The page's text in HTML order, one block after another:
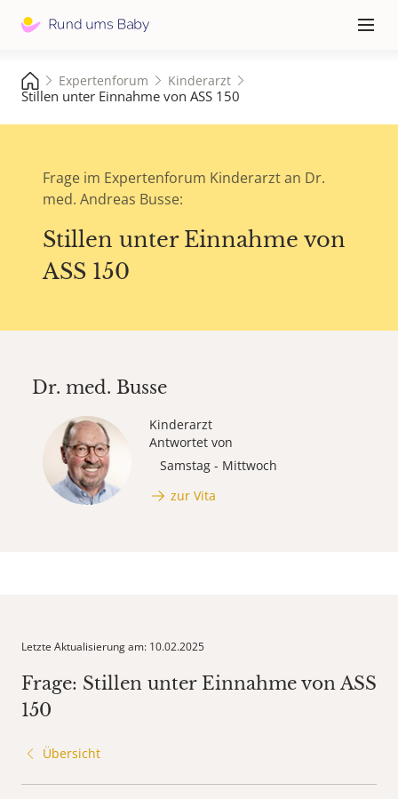
≡
Expertenforum Kinderarzt
Stillen unter Einnahme von ASS 150
Frage im Expertenforum Kinderarzt an Dr.
med. Andreas Busse:
Stillen unter Einnahme von
ASS 150
Dr. med. Busse
Kinderarzt
Antwortet von
Samstag - Mittwoch
zur Vita
Letzte Aktualisierung am: 10.02.2025
Frage: Stillen unter Einnahme von ASS
150
Übersicht